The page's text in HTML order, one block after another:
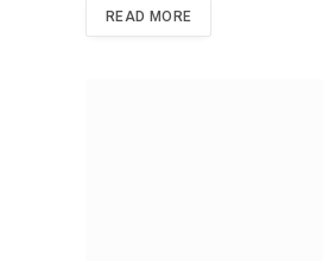
READ MORE